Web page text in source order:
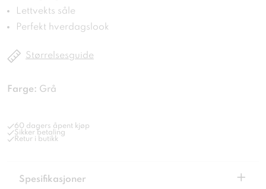
Lettvekts såle
Perfekt hverdagslook
Størrelsesguide
Farge: Grå
60 dagers åpent kjøp
Sikker betaling
Retur i butikk
Spesifikasjoner +